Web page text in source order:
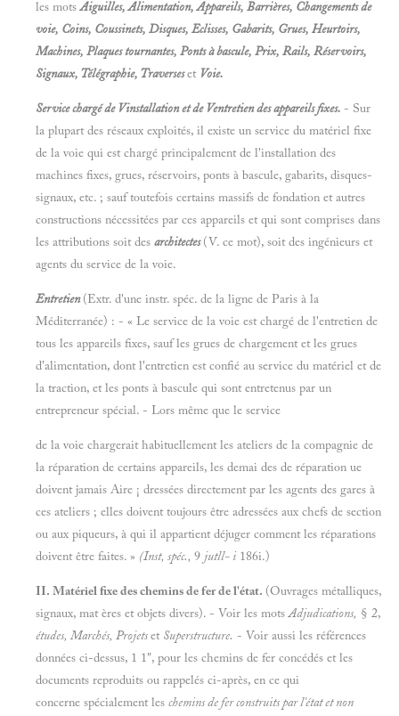
les motsAiguilles, Alimentation, Appareils, Barrières, Changements de
voie, Coins, Coussinets, Disques, Eclisses, Gabarits, Grues, Heurtoirs,
Machines, Plaques tournantes, Ponts à bascule, Prix, Rails, Réservoirs,
Signaux, Télégraphie, Traverseset Voie.
Service chargé de Vinstallation et de Ventretien des appareils fixes. - Sur
la plupart des réseaux exploités, il existe un service du matériel fixe
de la voie qui est chargé principalement de l'installation des
machines fixes, grues, réservoirs, ponts à bascule, gabarits, disques-
signaux, etc. ; sauf toutefois certains massifs de fondation et autres
constructions nécessitées par ces appareils et qui sont comprises dans
les attributions soit des architectes (V. ce mot), soit des ingénieurs et
agents du service de la voie.
Entretien (Extr. d'une instr. spéc. de la ligne de Paris à la
Méditerranée) : - « Le service de la voie est chargé de l'entretien de
tous les appareils fixes, sauf les grues de chargement et les grues
d'alimentation, dont l'entretien est confié au service du matériel et de
la traction, et les ponts à bascule qui sont entretenus par un
entrepreneur spécial. - Lors même que le service
de la voie chargerait habituellement les ateliers de la compagnie de
la réparation de certains appareils, les demai des de réparation ue
doivent jamais Aire ¡ dressées directement par les agents des gares à
ces ateliers ; elles doivent toujours être adressées aux chefs de section
ou aux piqueurs, à qui il appartient déjuger comment les réparations
doivent être faites. » (Inst, spéc., 9 jutll- i 186i.)
II. Matériel fixe des chemins de fer de l'état. (Ouvrages métalliques,
signaux, mat ères et objets divers). - Voir les motsAdjudications, § 2,
études, Marchés, Projetset Superstructure. - Voir aussi les références
données ci-dessus, 1 1", pour les chemins de fer concédés et les
documents reproduits ou rappelés ci-après, en ce qui
concerne spécialement les chemins de fer construits par l'état et non